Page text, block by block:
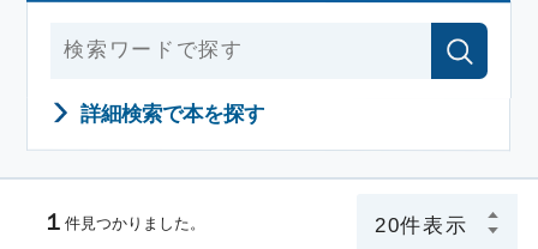
詳細検索で本を探す
１ 件見つかりました。